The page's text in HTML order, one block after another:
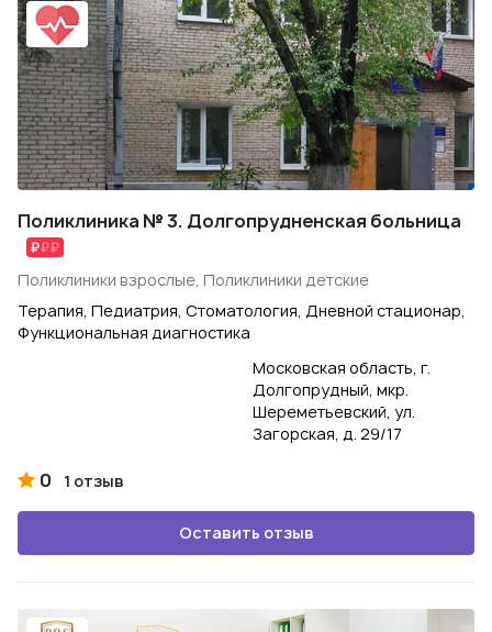
Поликлиника № 3. Долгопрудненская больница
Поликлиники взрослые, Поликлиники детские
Терапия, Педиатрия, Стоматология, Дневной стационар,
Функциональная диагностика
Московская область, г.
Долгопрудный, мкр.
Шереметьевский, ул.
Загорская, д. 29/17
0 1 отзыв
Оставить отзыв